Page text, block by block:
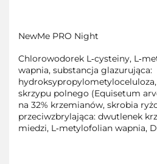
NewMe PRO Night
Chlorowodorek L‑cysteiny, L‑
wapnia, substancja glazurująca:
skrzypu polnego (Equisetum
na 32% krzemianów, skrobia
przeciwzbrylająca: dwutlenek
miedzi, L‑metylofolian wapnia, D